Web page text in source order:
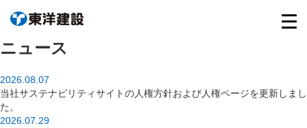
ニュース
2026.08.07
当社サステナビリティサイトの人権方針および人権ページを更新しまし
た。
2026.07.29